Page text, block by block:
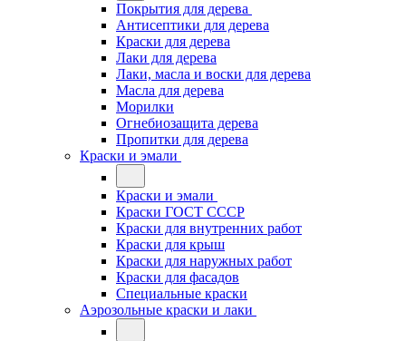
Покрытия для дерева
Антисептики для дерева
Краски для дерева
Лаки для дерева
Лаки, масла и воски для дерева
Масла для дерева
Морилки
Огнебиозащита дерева
Пропитки для дерева
Краски и эмали
Краски и эмали
Краски ГОСТ СССР
Краски для внутренних работ
Краски для крыш
Краски для наружных работ
Краски для фасадов
Специальные краски
Аэрозольные краски и лаки